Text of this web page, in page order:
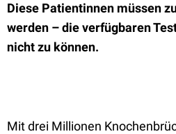
Diese Patientinnen müssen
werden – die verfügbaren
nicht zu können.
Mit drei Millionen